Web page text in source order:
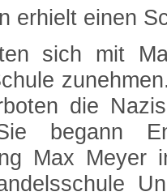
erhielt einen
sich mit
die
begann
Max